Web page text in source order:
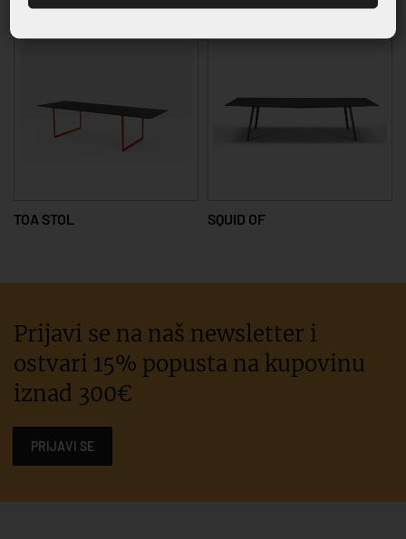
TOA STOL SQUID OF
Prijavi se na naš newsletter i
ostvari 15% popusta na kupovinu
iznad 300€
PRIJAVI SE